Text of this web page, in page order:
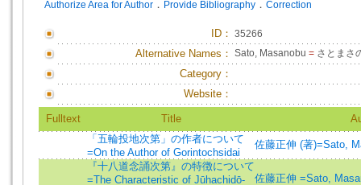
Authorize Area for Author ． Provide Bibliography ． Correction
ID ： 35266
Alternative Names： Sato, Masanobu = さとまさ
Category：
Website：
Fulltext Title
「五輪投地次第」の作者について
=On the Author of Gorintochsidai
佐藤正伸 (著)=Sato,
『十八道念誦次第』の特徴について
=The Characteristic of Jūhachidō-
佐藤正伸 =Sato,